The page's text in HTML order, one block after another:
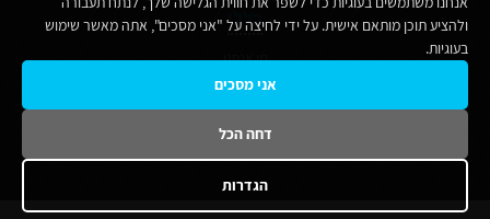
כללי
מי אנחנו
תנאי שימוש באתר
ולהציע תוכן מותאם אישית. על ידי לחיצה על "אני מסכים", אתה מאשר שימוש
בעוגיות.
אני מסכים
דחה הכל
הגדרות